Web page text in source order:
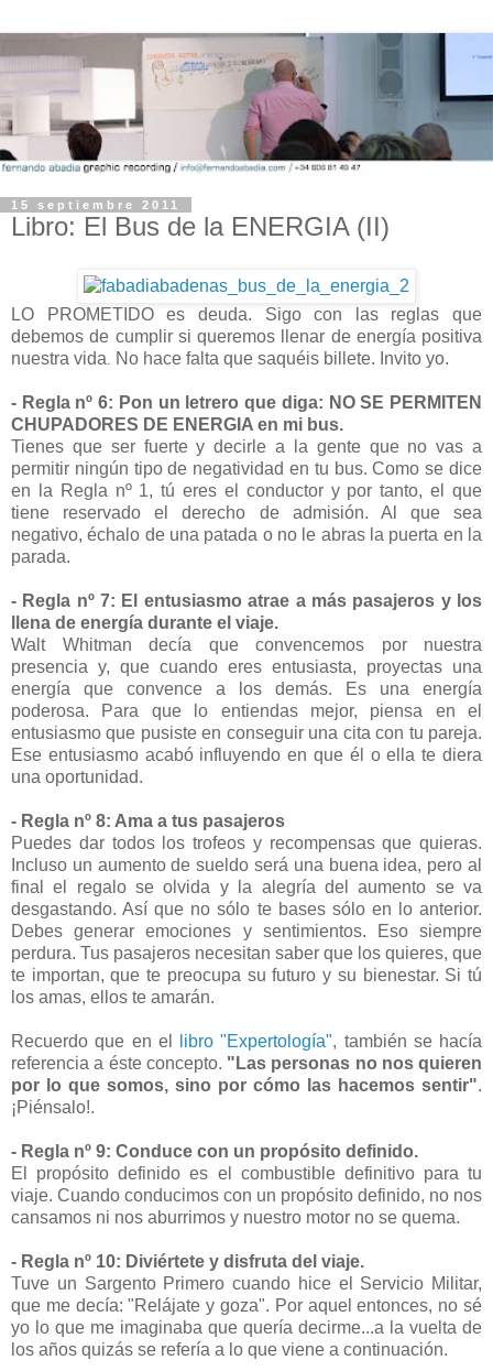
15 septiembre 2011
Libro: El Bus de la ENERGIA (II)
LO PROMETIDO es deuda. Sigo con las reglas que
debemos de cumplir si queremos llenar de energía positiva
nuestra vida
No hace falta que saquéis billete. Invito yo.
- Regla nº 6: Pon un letrero que diga: NO SE PERMITEN
CHUPADORES DE ENERGIA en mi bus.
Tienes que ser fuerte y decirle a la gente que no vas a
permitir ningún tipo de negatividad en tu bus. Como se dice
en la Regla nº 1, tú eres el conductor y por tanto, el que
tiene reservado el derecho de admisión. Al que sea
negativo, échalo de una patada o no le abras la puerta en la
parada.
- Regla nº 7: El entusiasmo atrae a más pasajeros y los
llena de energía durante el viaje.
Walt Whitman decía que convencemos por nuestra
presencia y, que cuando eres entusiasta, proyectas una
energía que convence a los demás. Es una energía
poderosa. Para que lo entiendas mejor, piensa en el
entusiasmo que pusiste en conseguir una cita con tu pareja.
Ese entusiasmo acabó influyendo en que él o ella te diera
una oportunidad.
- Regla nº 8: Ama a tus pasajeros
Puedes dar todos los trofeos y recompensas que quieras.
Incluso un aumento de sueldo será una buena idea, pero al
final el regalo se olvida y la alegría del aumento se va
desgastando. Así que no sólo te bases sólo en lo anterior.
Debes generar emociones y sentimientos. Eso siempre
perdura. Tus pasajeros necesitan saber que los quieres, que
te importan, que te preocupa su futuro y su bienestar. Si tú
los amas, ellos te amarán.
Recuerdo que en el libro "Expertología", también se hacía
referencia a éste concepto. "Las personas no nos quieren
por lo que somos, sino por cómo las hacemos sentir".
¡Piénsalo!.
- Regla nº 9: Conduce con un propósito definido.
El propósito definido es el combustible definitivo para tu
viaje. Cuando conducimos con un propósito definido, no nos
cansamos ni nos aburrimos y nuestro motor no se quema.
- Regla nº 10: Diviértete y disfruta del viaje.
Tuve un Sargento Primero cuando hice el Servicio Militar,
que me decía: "Relájate y goza". Por aquel entonces, no sé
yo lo que me imaginaba que quería decirme...a la vuelta de
los años quizás se refería a lo que viene a continuación.